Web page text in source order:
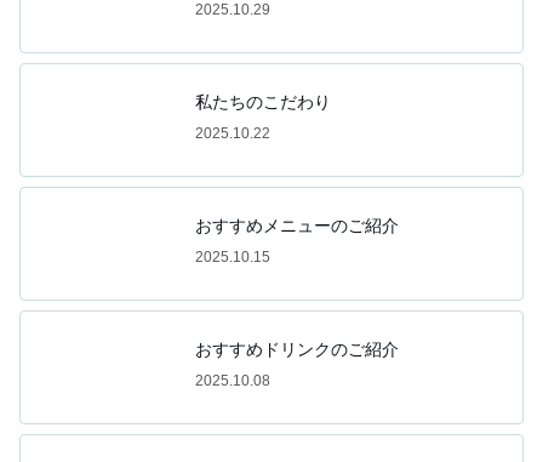
2025.10.29
私たちのこだわり
2025.10.22
おすすめメニューのご紹介
2025.10.15
おすすめドリンクのご紹介
2025.10.08